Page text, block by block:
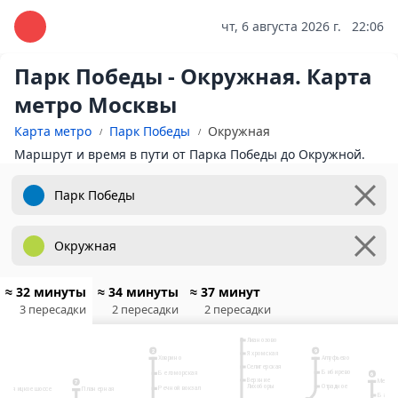
чт, 6 августа 2026 г. 22:06
Парк Победы - Окружная. Карта
метро Москвы
Карта метро Парк Победы
Окружная
Маршрут и время в пути от Парка Победы до Окружной.
≈ 32 минуты
3 пересадки
≈ 34 минуты
2 пересадки
≈ 37 минут
2 пересадки
2
6
7
9
Планерная Речной вокзал
Алтуфьево
Бибирево
Отрадное
Пятницкое шоссе
Ховрино
Верхние
Лихоборы
Селигерская
Лианозово
Яхромская
Беломорская